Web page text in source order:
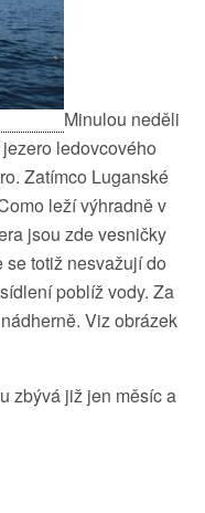
Minulou neděli
ledovcového
Zatímco Luganské
leží výhradně v
jsou zde vesničky
totiž nesvažují do
poblíž vody. Za
Viz obrázek
zbývá již jen měsíc a